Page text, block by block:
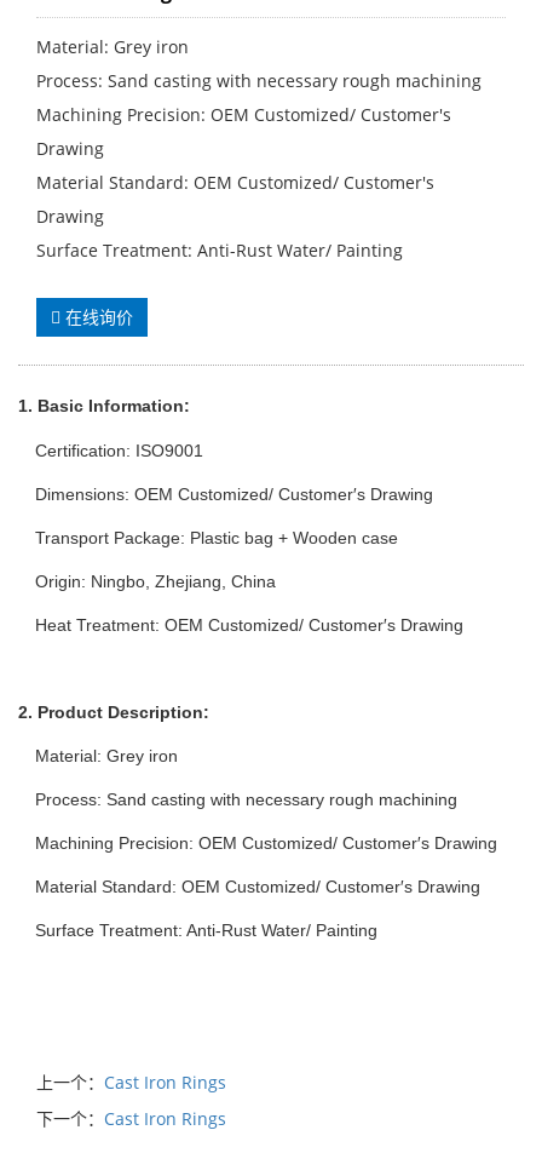
Material: Grey iron
Process: Sand casting with necessary rough machining
Machining Precision: OEM Customized/ Customer′s
Drawing
Material Standard: OEM Customized/ Customer′s
Drawing
Surface Treatment: Anti-Rust Water/ Painting
在线询价
1. Basic Information:
Certification: ISO9001
Dimensions: OEM Customized/ Customer′s Drawing
Transport Package: Plastic bag + Wooden case
Origin: Ningbo, Zhejiang, China
Heat Treatment: OEM Customized/ Customer′s Drawing
2. Product Description:
Material: Grey iron
Process: Sand casting with necessary rough machining
Machining Precision: OEM Customized/ Customer′s Drawing
Material Standard: OEM Customized/ Customer′s Drawing
Surface Treatment: Anti-Rust Water/ Painting
上一个： Cast Iron Rings
下一个： Cast Iron Rings